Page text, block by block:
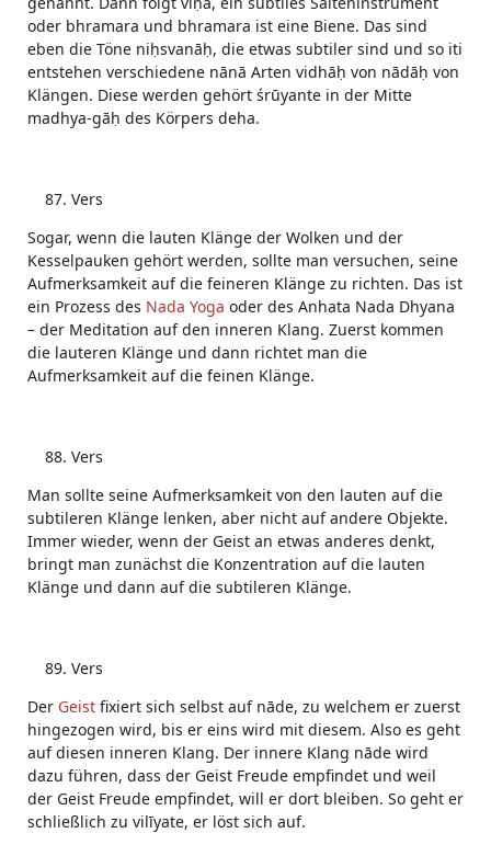
oder bhramara und bhramara ist eine Biene. Das sind
eben die Töne niḥsvanāḥ, die etwas subtiler sind und so iti
entstehen verschiedene nānā Arten vidhāḥ von nādāḥ von
Klängen. Diese werden gehört śrūyante in der Mitte
madhya-gāḥ des Körpers deha.
Vers
Sogar, wenn die lauten Klänge der Wolken und der
Kesselpauken gehört werden, sollte man versuchen, seine
Aufmerksamkeit auf die feineren Klänge zu richten. Das ist
ein Prozess des Nada Yoga oder des Anhata Nada Dhyana
– der Meditation auf den inneren Klang. Zuerst kommen
die lauteren Klänge und dann richtet man die
Aufmerksamkeit auf die feinen Klänge.
Vers
Man sollte seine Aufmerksamkeit von den lauten auf die
subtileren Klänge lenken, aber nicht auf andere Objekte.
Immer wieder, wenn der Geist an etwas anderes denkt,
bringt man zunächst die Konzentration auf die lauten
Klänge und dann auf die subtileren Klänge.
Vers
Der Geist fixiert sich selbst auf nāde, zu welchem er zuerst
hingezogen wird, bis er eins wird mit diesem. Also es geht
auf diesen inneren Klang. Der innere Klang nāde wird
dazu führen, dass der Geist Freude empfindet und weil
der Geist Freude empfindet, will er dort bleiben. So geht er
schließlich zu vilīyate, er löst sich auf.